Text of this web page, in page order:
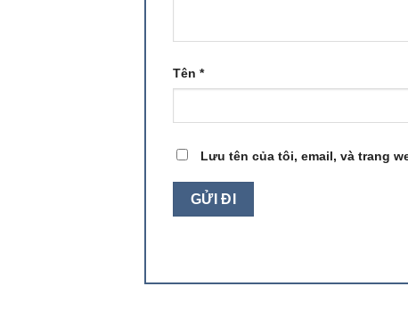
Tên *
Lưu tên của tôi, email, và trang